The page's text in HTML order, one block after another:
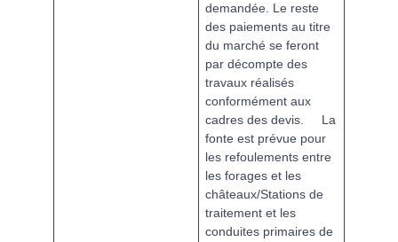
demandée. Le reste
des paiements au titre
du marché se feront
par décompte des
travaux réalisés
conformément aux
cadres des devis. La
fonte est prévue pour
les refoulements entre
les forages et les
châteaux/Stations de
traitement et les
conduites primaires de